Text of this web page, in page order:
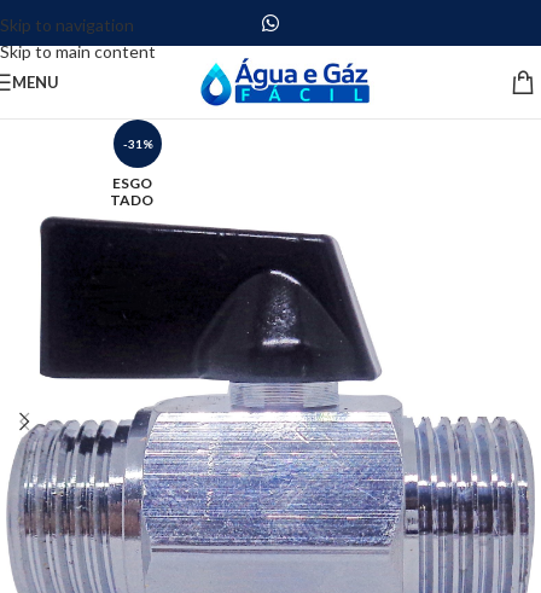
Skip to navigation
Skip to main content
MENU
-31%
ESGO
TADO